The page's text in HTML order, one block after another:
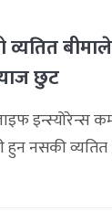
छुट
इन्स्योरेन्स
हुन नसकी व्यतित
शतप्रतिशत